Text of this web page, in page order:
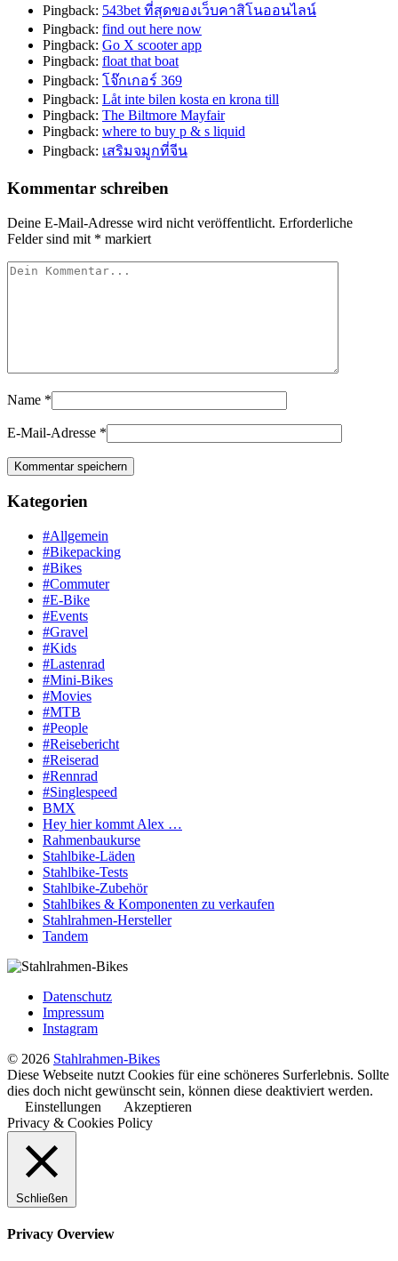
Pingback: 543bet ที่สุดของเว็บคาสิโนออนไลน์
Pingback: find out here now
Pingback: Go X scooter app
Pingback: float that boat
Pingback: โจ๊กเกอร์ 369
Pingback: Låt inte bilen kosta en krona till
Pingback: The Biltmore Mayfair
Pingback: where to buy p & s liquid
Pingback: เสริมจมูกที่จีน
Kommentar schreiben
Deine E-Mail-Adresse wird nicht veröffentlicht. Erforderliche
Felder sind mit * markiert
Name *
E-Mail-Adresse *
Kategorien
#Allgemein
#Bikepacking
#Bikes
#Commuter
#E-Bike
#Events
#Gravel
#Kids
#Lastenrad
#Mini-Bikes
#Movies
#MTB
#People
#Reisebericht
#Reiserad
#Rennrad
#Singlespeed
BMX
Hey hier kommt Alex …
Rahmenbaukurse
Stahlbike-Läden
Stahlbike-Tests
Stahlbike-Zubehör
Stahlbikes & Komponenten zu verkaufen
Stahlrahmen-Hersteller
Tandem
Datenschutz
Impressum
Instagram
© 2026 Stahlrahmen-Bikes
Diese Webseite nutzt Cookies für eine schöneres Surferlebnis. Sollte
dies doch nicht gewünscht sein, können diese deaktiviert werden.
Einstellungen
Akzeptieren
Privacy & Cookies Policy
Schließen
Privacy Overview